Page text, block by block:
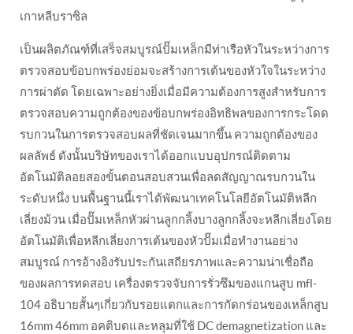
เกาหลีบราซิล
เป็นผลิตภัณฑ์ที่เสร็จสมบูรณ์ปั๊มเหล็กมีท่าเรือหัวในระหว่างการ
ตรวจสอบข้อบกพร่องย่อมจะสร้างการเต้นของหัวใจในระหว่าง
การผ่าตัด โดยเฉพาะอย่างยิ่งเมื่อมีความต้องการสูงสำหรับการ
ตรวจสอบความถูกต้องของข้อบกพร่องอิทธิพลของการกระโดด
รบกวนในการตรวจสอบผลที่ชัดเจนมากขึ้น ความถูกต้องของ
ผลลัพธ์ ดังนั้นบริษัทของเราได้ออกแบบอุปกรณ์ติดตาม
อัตโนมัติลอยสองขั้นตอนสอบสวนเพื่อลดสัญญาณรบกวนใน
ระดับหนึ่ง บนพื้นฐานนี้เราได้พัฒนาเทคโนโลยีอัตโนมัติหลีก
เลี่ยงม้วน เมื่อปั๊มเหล็กหัวผ่านลูกกลิ้งบางลูกกลิ้งจะหลีกเลี่ยงโดย
อัตโนมัติเพื่อหลีกเลี่ยงการเต้นของหัวปั๊มเมื่อทำงานอย่าง
สมบูรณ์ การอ้างอิงรับประกันเสถียรภาพและความน่าเชื่อถือ
ของผลการทดสอบ เครื่องตรวจจับการรั่วซึมของแกนสูบ mfl-
104 อธิบายสั้นๆเกี่ยวกับรอยแตกและการกัดกร่อนของเหล็กสูบ
16mm 46mm อคติบดและหลุมที่ใช้ DC demagnetization และ